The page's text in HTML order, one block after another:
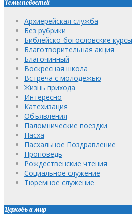
Темы новостей
Архиерейская служба
Без рубрики
Библейско-богословские курсы
Благотворительная акция
Благочинный
Воскресная школа
Встреча с молодежью
Жизнь прихода
Интересно
Катехизация
Объявления
Паломнические поездки
Пасха
Пасхальное Поздравление
Проповедь
Рождественские чтения
Социальное служение
Тюремное служение
Церковь и мир